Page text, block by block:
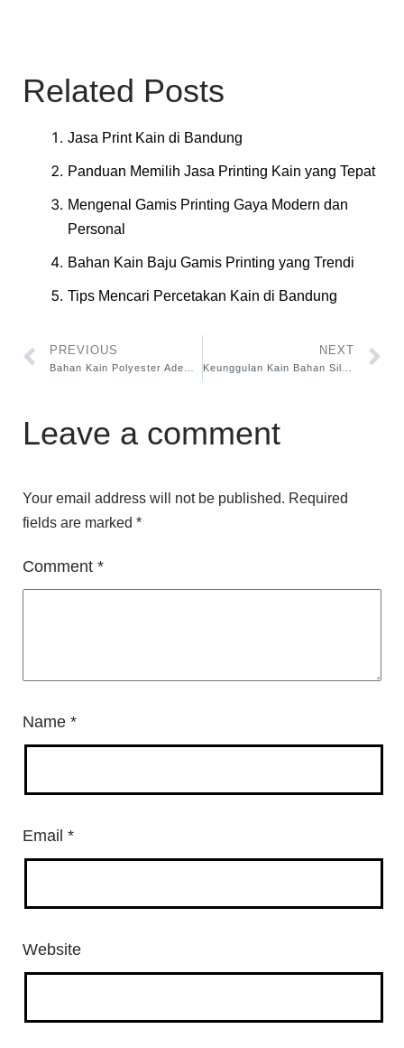
Related Posts
Jasa Print Kain di Bandung
Panduan Memilih Jasa Printing Kain yang Tepat
Mengenal Gamis Printing Gaya Modern dan
Personal
Bahan Kain Baju Gamis Printing yang Trendi
Tips Mencari Percetakan Kain di Bandung
PREVIOUS NEXT
Leave a comment
Your email address will not be published. Required
fields are marked *
Comment *
Name *
Email *
Website